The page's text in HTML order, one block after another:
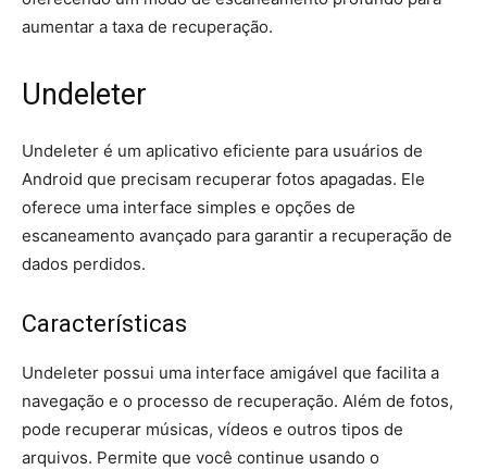
aumentar a taxa de recuperação.
Undeleter
Undeleter é um aplicativo eficiente para usuários de
Android que precisam recuperar fotos apagadas. Ele
oferece uma interface simples e opções de
escaneamento avançado para garantir a recuperação de
dados perdidos.
Características
Undeleter possui uma interface amigável que facilita a
navegação e o processo de recuperação. Além de fotos,
pode recuperar músicas, vídeos e outros tipos de
arquivos. Permite que você continue usando o